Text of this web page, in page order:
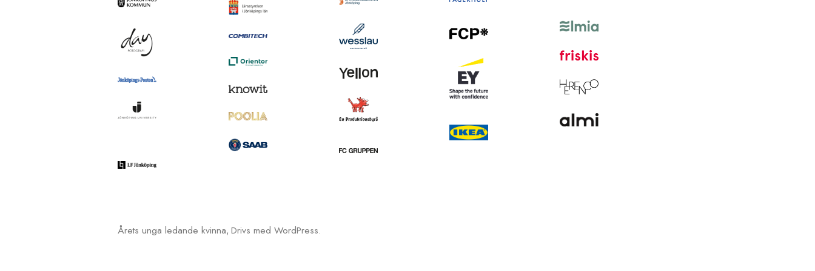
Årets unga ledande kvinna,Drivs med WordPress.